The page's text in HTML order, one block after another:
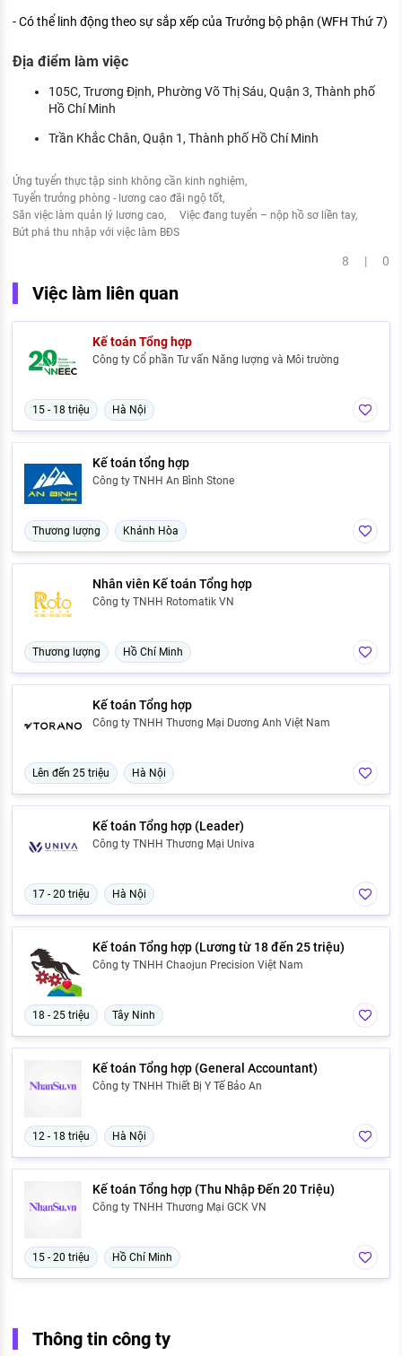
- Có thể linh động theo sự sắp xếp của Trưởng bộ phận (WFH Thứ 7)
Địa điểm làm việc
105C, Trương Định, Phường Võ Thị Sáu, Quận 3, Thành phố
Hồ Chí Minh
Trần Khắc Chân, Quận 1, Thành phố Hồ Chí Minh
Ứng tuyển thực tập sinh không cần kinh nghiệm
Tuyển trưởng phòng - lương cao đãi ngộ tốt
Săn việc làm quản lý lương cao
Việc đang tuyển – nộp hồ sơ liền tay
Bứt phá thu nhập với việc làm BĐS
8 | 0
Việc làm liên quan
Kế toán Tổng hợp
Công ty Cổ phần Tư vấn Năng lượng và Môi trường
15 - 18 triệu Hà Nội
Kế toán tổng hợp
Công ty TNHH An Bình Stone
Thương lượng Khánh Hòa
Nhân viên Kế toán Tổng hợp
Công ty TNHH Rotomatik VN
Thương lượng Hồ Chí Minh
Kế toán Tổng hợp
Công ty TNHH Thương Mại Dương Anh Việt Nam
Lên đến 25 triệu Hà Nội
Kế toán Tổng hợp (Leader)
Công ty TNHH Thương Mại Univa
17 - 20 triệu Hà Nội
Kế toán Tổng hợp (Lương từ 18 đến 25 triệu)
Công ty TNHH Chaojun Precision Việt Nam
18 - 25 triệu Tây Ninh
Kế toán Tổng hợp (General Accountant)
Công ty TNHH Thiết Bị Y Tế Bảo An
12 - 18 triệu Hà Nội
Kế toán Tổng hợp (Thu Nhập Đến 20 Triệu)
Công ty TNHH Thương Mại GCK VN
15 - 20 triệu Hồ Chí Minh
Thông tin công ty